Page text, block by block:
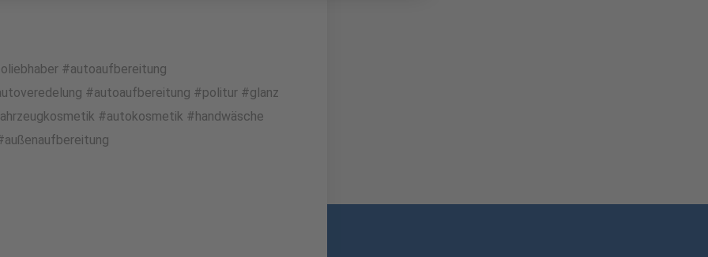
#autoaufbereitung
#autoaufbereitung #politur #glanz
#autokosmetik #handwäsche